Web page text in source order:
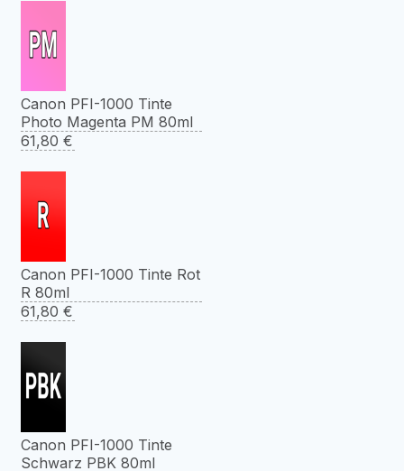
Canon PFI-1000 Tinte
Photo Magenta PM 80ml
61,80 €
Canon PFI-1000 Tinte Rot
R 80ml
61,80 €
Canon PFI-1000 Tinte
Schwarz PBK 80ml